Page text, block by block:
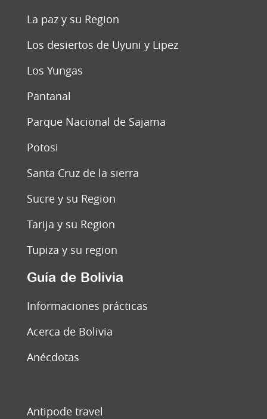
La paz y su Region
Los desiertos de Uyuni y Lipez
Los Yungas
Pantanal
Parque Nacional de Sajama
Potosi
Santa Cruz de la sierra
Sucre y su Region
Tarija y su Region
Tupiza y su region
Guía de Bolivia
Informaciones prácticas
Acerca de Bolivia
Anécdotas
Antipode travel